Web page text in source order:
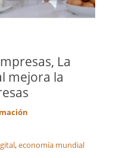
La
mejora la
,economía mundial